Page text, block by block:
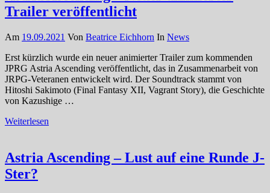
Trailer veröffentlicht
Am 19.09.2021 Von Beatrice Eichhorn In News
Erst kürzlich wurde ein neuer animierter Trailer zum kommenden
JPRG Astria Ascending veröffentlicht, das in Zusammenarbeit von
JRPG-Veteranen entwickelt wird. Der Soundtrack stammt von
Hitoshi Sakimoto (Final Fantasy XII, Vagrant Story), die Geschichte
von Kazushige …
Weiterlesen
Astria Ascending – Lust auf eine Runde J-
Ster?